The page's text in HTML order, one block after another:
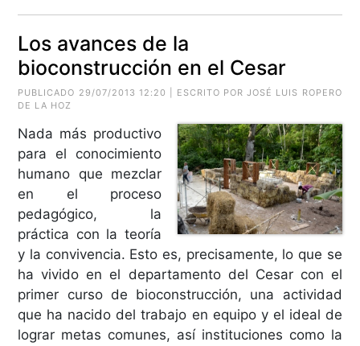
Los avances de la
bioconstrucción en el Cesar
PUBLICADO 29/07/2013 12:20 | ESCRITO POR JOSÉ LUIS ROPERO
DE LA HOZ
Nada más productivo
para el conocimiento
humano que mezclar
en el proceso
pedagógico, la
práctica con la teoría
y la convivencia. Esto es, precisamente, lo que se
ha vivido en el departamento del Cesar con el
primer curso de bioconstrucción, una actividad
que ha nacido del trabajo en equipo y el ideal de
lograr metas comunes, así instituciones como la